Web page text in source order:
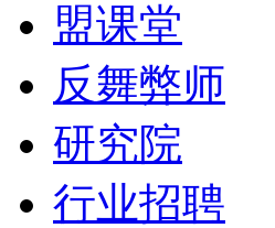
盟课堂
反舞弊师
研究院
行业招聘